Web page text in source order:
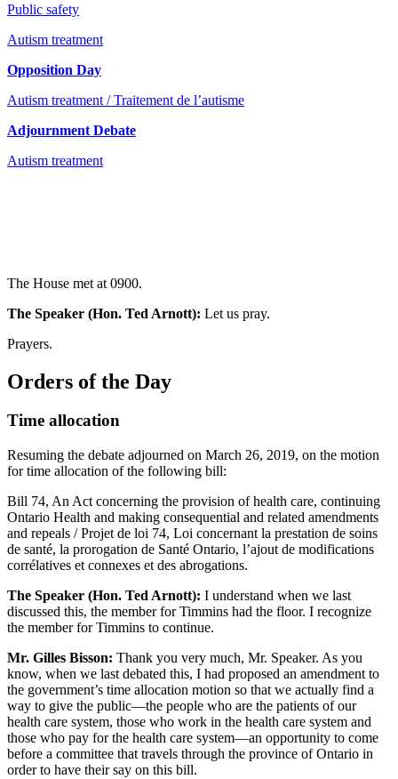
Public safety
Autism treatment
Opposition Day
Autism treatment / Traitement de l’autisme
Adjournment Debate
Autism treatment
The House met at 0900.
The Speaker (Hon. Ted Arnott): Let us pray.
Prayers.
Orders of the Day
Time allocation
Resuming the debate adjourned on March 26, 2019, on the motion
for time allocation of the following bill:
Bill 74, An Act concerning the provision of health care, continuing
Ontario Health and making consequential and related amendments
and repeals / Projet de loi 74, Loi concernant la prestation de soins
de santé, la prorogation de Santé Ontario, l’ajout de modifications
corrélatives et connexes et des abrogations.
The Speaker (Hon. Ted Arnott): I understand when we last
discussed this, the member for Timmins had the floor. I recognize
the member for Timmins to continue.
Mr. Gilles Bisson: Thank you very much, Mr. Speaker. As you
know, when we last debated this, I had proposed an amendment to
the government’s time allocation motion so that we actually find a
way to give the public—the people who are the patients of our
health care system, those who work in the health care system and
those who pay for the health care system—an opportunity to come
before a committee that travels through the province of Ontario in
order to have their say on this bill.